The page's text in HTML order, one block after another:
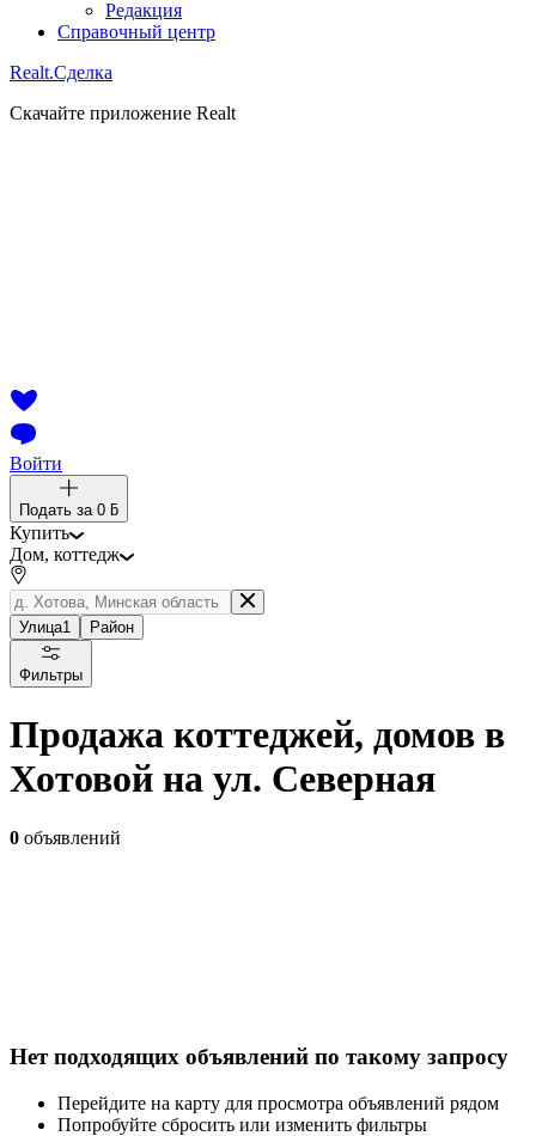
Редакция
Справочный центр
Realt.Сделка
Скачайте приложение Realt
Войти
Подать за 0 ƃ
Купить
Дом, коттедж
Улица1 Район
Фильтры
Продажа коттеджей, домов в
Хотовой на ул. Северная
0 объявлений
Нет подходящих объявлений по такому запросу
Перейдите на карту для просмотра объявлений рядом
Попробуйте сбросить или изменить фильтры